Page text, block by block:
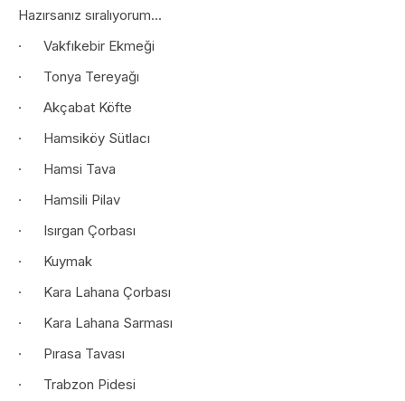
Hazırsanız sıralıyorum...
· Vakfıkebir Ekmeği
· Tonya Tereyağı
· Akçabat Köfte
· Hamsiköy Sütlacı
· Hamsi Tava
· Hamsili Pilav
· Isırgan Çorbası
· Kuymak
· Kara Lahana Çorbası
· Kara Lahana Sarması
· Pırasa Tavası
· Trabzon Pidesi